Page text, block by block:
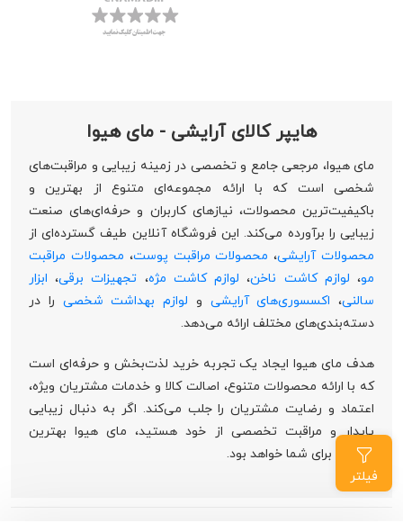
فیلتر
هایپر کالای آرایشی - مای هیوا
مای هیوا، مرجعی جامع و تخصصی در زمینه زیبایی و مراقبت‌های
شخصی است که با ارائه مجموعه‌ای متنوع از بهترین و
باکیفیت‌ترین محصولات، نیازهای کاربران و حرفه‌ای‌های صنعت
زیبایی را برآورده می‌کند. این فروشگاه آنلاین طیف گسترده‌ای از
محصولات آرایشی، محصولات مراقبت پوست، محصولات مراقبت
مو، لوازم کاشت ناخن، لوازم کاشت مژه، تجهیزات برقی، ابزار
سالنی، اکسسوری‌های آرایشی و لوازم بهداشت شخصی را در
دسته‌بندی‌های مختلف ارائه می‌دهد.
هدف مای هیوا ایجاد یک تجربه خرید لذت‌بخش و حرفه‌ای است
که با ارائه محصولات متنوع، اصالت کالا و خدمات مشتریان ویژه،
اعتماد و رضایت مشتریان را جلب می‌کند. اگر به دنبال زیبایی
پایدار و مراقبت تخصصی از خود هستید، مای هیوا بهترین
انتخاب برای شما خواهد بود.